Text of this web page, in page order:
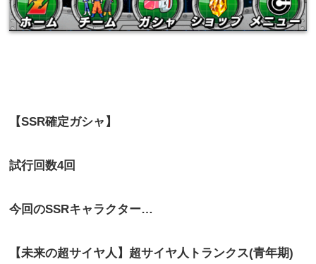
【SSR確定ガシャ】
試行回数4回
今回のSSRキャラクター…
【未来の超サイヤ人】超サイヤ人トランクス(青年期)